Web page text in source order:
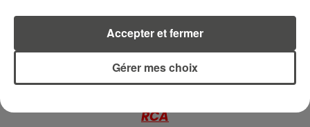
RETROUVEZ TOUTE L'ACTU DE LA RÉGION ET
RECEVEZ LES ALERTES INFOS DE LA RÉDACTION
RCA
Gérer mes choix
Accepter et fermer